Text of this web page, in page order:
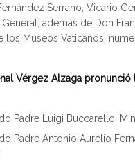
Serrano, Vicario
además de Don
los Museos Vaticanos;
Vérgez Alzaga
Padre Luigi Buccarello,
Padre Antonio Aurelio